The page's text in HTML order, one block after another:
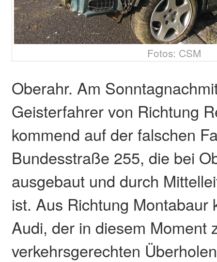
Fotos: CSM
Oberahr. Am
Geisterfahrer von Richtung
kommend auf der falschen
Bundesstraße 255, die bei
ausgebaut und durch
ist. Aus Richtung Montabaur
Audi, der in diesem Moment
verkehrsgerechten